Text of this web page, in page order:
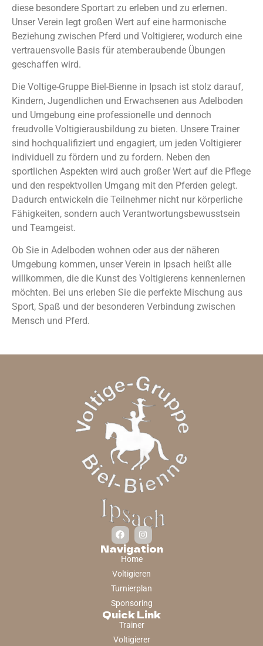
diese besondere Sportart zu erleben und zu erlernen.
Unser Verein legt großen Wert auf eine harmonische
Beziehung zwischen Pferd und Voltigierer, wodurch eine
vertrauensvolle Basis für atemberaubende Übungen
geschaffen wird.
Die Voltige-Gruppe Biel-Bienne in Ipsach ist stolz darauf,
Kindern, Jugendlichen und Erwachsenen aus Adelboden
und Umgebung eine professionelle und dennoch
freudvolle Voltigierausbildung zu bieten. Unsere Trainer
sind hochqualifiziert und engagiert, um jeden Voltigierer
individuell zu fördern und zu fordern. Neben den
sportlichen Aspekten wird auch großer Wert auf die Pflege
und den respektvollen Umgang mit den Pferden gelegt.
Dadurch entwickeln die Teilnehmer nicht nur körperliche
Fähigkeiten, sondern auch Verantwortungsbewusstsein
und Teamgeist.
Ob Sie in Adelboden wohnen oder aus der näheren
Umgebung kommen, unser Verein in Ipsach heißt alle
willkommen, die die Kunst des Voltigierens kennenlernen
möchten. Bei uns erleben Sie die perfekte Mischung aus
Sport, Spaß und der besonderen Verbindung zwischen
Mensch und Pferd.
Navigation
Home
Voltigieren
Turnierplan
Sponsoring
Quick Link
Trainer
Voltigierer